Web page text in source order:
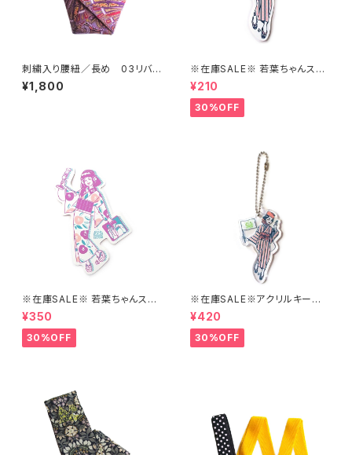
刺繍入り腰紐／長め 03リバテ
ィ紫【コットンきもの屋＊san】
¥1,800
※在庫SALE※ 若葉ちゃんステ
ッカーver1【はこにわ】
¥210
30%OFF
※在庫SALE※ 若葉ちゃんステ
ッカーver.2【はこにわ】
¥350
30%OFF
※在庫SALE※アクリルキーホ
ルダー【はこにわ】
¥420
30%OFF